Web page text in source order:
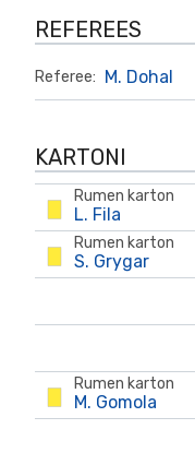
REFEREES
Referee: M. Dohal
KARTONI
Rumen karton
L. Fila
Rumen karton
S. Grygar
Rumen karton
M. Gomola